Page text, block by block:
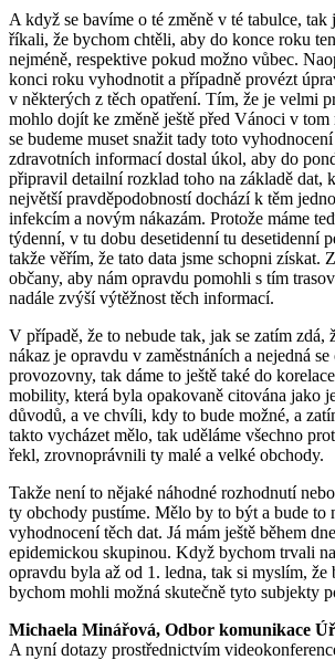
A když se bavíme o té změně v té tabulce, tak
říkali, že bychom chtěli, aby do konce roku
nejméně, respektive pokud možno vůbec.
konci roku vyhodnotit a případně provézt
v některých z těch opatření. Tím, že je velmi
mohlo dojít ke změně ještě před Vánoci v
se budeme muset snažit tady toto
zdravotních informací dostal úkol, aby do
připravil detailní rozklad toho na základě dat,
největší pravděpodobností dochází k těm
infekcím a novým nákazám. Protože máme
týdenní, v tu dobu desetidenní tu desetidenní
takže věřím, že tato data jsme schopni získat.
občany, aby nám opravdu pomohli s tím
nadále zvýší výtěžnost těch informací.
V případě, že to nebude tak, jak se zatím zdá,
nákaz je opravdu v zaměstnáních a nejedná
provozovny, tak dáme to ještě také do
mobility, která byla opakovaně citována jako
důvodů, a ve chvíli, kdy to bude možné, a
takto vycházet mělo, tak uděláme všechno
řekl, zrovnoprávnili ty malé a velké obchody.
Takže není to nějaké náhodné rozhodnutí
ty obchody pustíme. Mělo by to být a bude to
vyhodnocení těch dat. Já mám ještě během
epidemickou skupinou. Když bychom trvali
opravdu byla až od 1. ledna, tak si myslím,
bychom mohli možná skutečně tyto subjekty
Michaela Minářová, Odbor komunikace
A nyní dotazy prostřednictvím